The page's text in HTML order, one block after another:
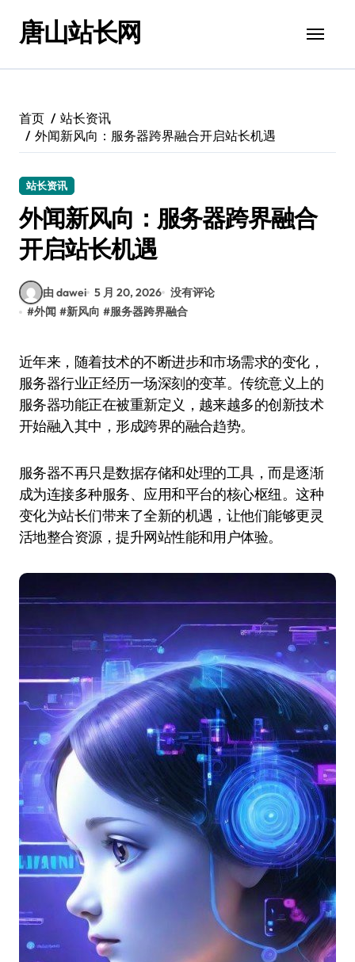
唐山站长网
首页
站长资讯
外闻新风向：服务器跨界融合开启站长机遇
站长资讯
外闻新风向：服务器跨界融合
开启站长机遇
由 dawei 5 月 20, 2026 没有评论
#外闻 #新风向 #服务器跨界融合
近年来，随着技术的不断进步和市场需求的变化，
服务器行业正经历一场深刻的变革。传统意义上的
服务器功能正在被重新定义，越来越多的创新技术
开始融入其中，形成跨界的融合趋势。
服务器不再只是数据存储和处理的工具，而是逐渐
成为连接多种服务、应用和平台的核心枢纽。这种
变化为站长们带来了全新的机遇，让他们能够更灵
活地整合资源，提升网站性能和用户体验。